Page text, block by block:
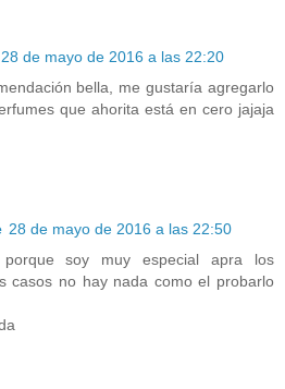
28 de mayo de 2016 a las 22:20
bella, me gustaría agregarlo
que ahorita está en cero jajaja
28 de mayo de 2016 a las 22:50
soy muy especial apra los
casos no hay nada como el probarlo